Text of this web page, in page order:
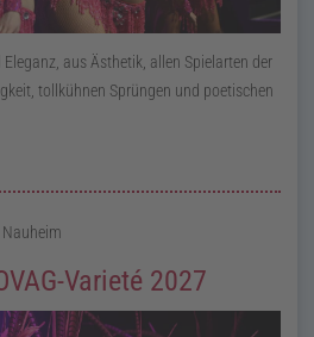
aus Ästhetik, allen Spielarten der
tollkühnen Sprüngen und poetischen
Nauheim
Varieté 2027